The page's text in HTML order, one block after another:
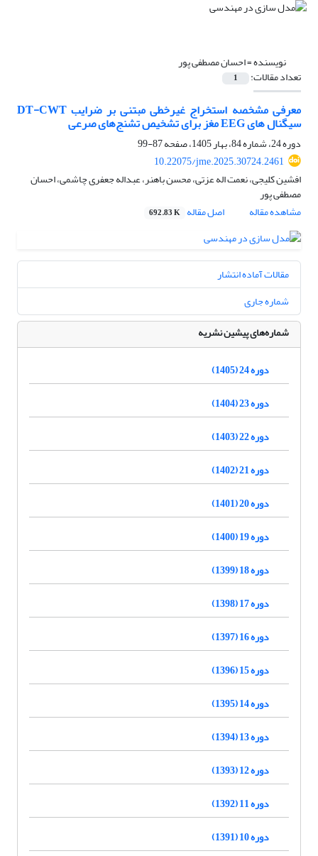
نویسنده =احسان مصطفی پور
تعداد مقالات: 1
معرفی مشخصه استخراج غیرخطی مبتنی بر ضرایب DT-CWT
سیگنال های EEG مغز برای تشخیص تشنج‌های صرعی
دوره 24، شماره 84، بهار 1405، صفحه
87-99
10.22075/jme.2025.30724.2461
افشین کلیجی، نعمت اله عزتی، محسن باهنر، عبداله جعفری چاشمی، احسان
مصطفی پور
مشاهده مقاله
اصل مقاله 692.83 K
مقالات آماده انتشار
شماره جاری
شماره‌های پیشین نشریه
دوره 24 (1405)
دوره 23 (1404)
دوره 22 (1403)
دوره 21 (1402)
دوره 20 (1401)
دوره 19 (1400)
دوره 18 (1399)
دوره 17 (1398)
دوره 16 (1397)
دوره 15 (1396)
دوره 14 (1395)
دوره 13 (1394)
دوره 12 (1393)
دوره 11 (1392)
دوره 10 (1391)